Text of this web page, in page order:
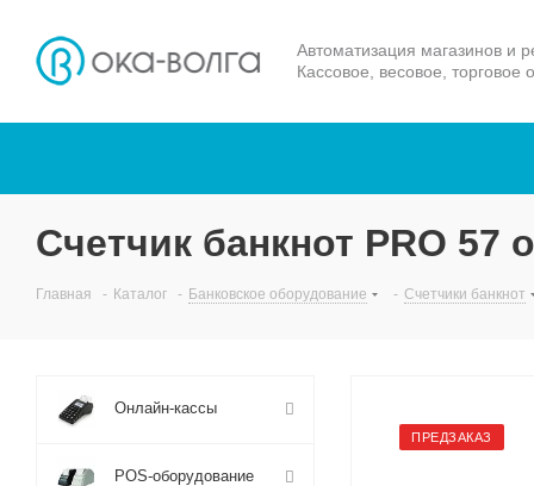
Автоматизация магазинов и
Кассовое, весовое, торговое
Счетчик банкнот PRO 57
Главная - Каталог - Банковское оборудование - Счетчики банкнот
ПРЕДЗАКАЗ
Онлайн-кассы
POS-оборудование